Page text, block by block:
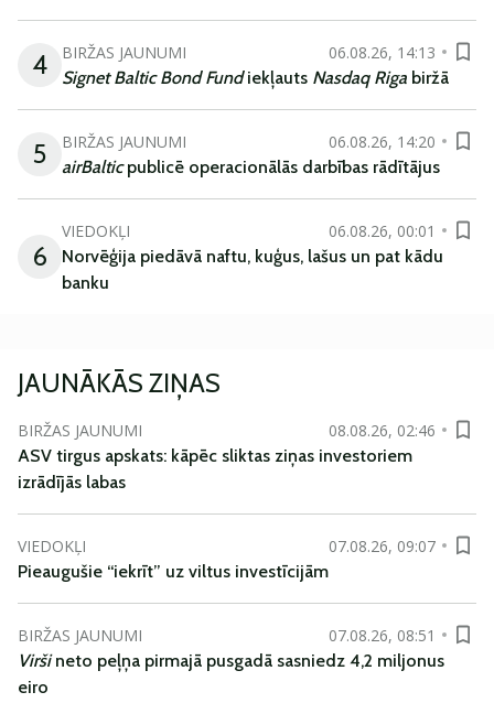
4 BIRŽAS JAUNUMI
06.08.26, 14:13
Signet Baltic Bond Fundiekļauts Nasdaq Riga biržā
5 BIRŽAS JAUNUMI
06.08.26, 14:20
airBalticpublicē operacionālās darbības rādītājus
6
VIEDOKĻI
06.08.26, 00:01
Norvēģija piedāvā naftu, kuģus, lašus un pat kādu
banku
JAUNĀKĀS ZIŅAS
BIRŽAS JAUNUMI
08.08.26, 02:46
ASV tirgus apskats: kāpēc sliktas ziņas investoriem
izrādījās labas
VIEDOKĻI
07.08.26, 09:07
Pieaugušie “iekrīt” uz viltus investīcijām
BIRŽAS JAUNUMI
07.08.26, 08:51
Viršineto peļņa pirmajā pusgadā sasniedz 4,2 miljonus
eiro